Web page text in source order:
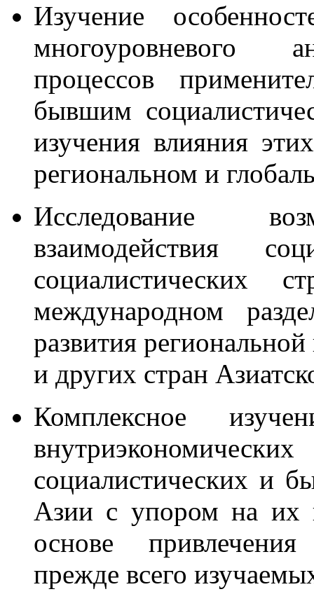
Изучение
многоуровневого
процессов
бывшим
изучения влияния
региональном и
Исследование
взаимодействия
международном
развития
и других стран
Комплексное
социалистических и
Азии с упором на их
основе
прежде всего